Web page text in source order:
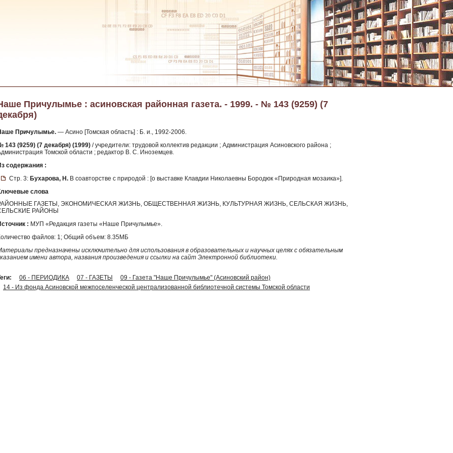
Причулымье : асиновская районная газета. - 1999. - № 143 (9259) (7
Причулымье. — Асино [Томская область] : Б. и., 1992-2006.
143 (9259) (7 декабря) (1999) / учредители: трудовой коллектив редакции ; Администрация Асиновского района ;
Томской области ; редактор В. С. Иноземцев.
содержания :
Стр. 3: Бухарова, Н. В соавторстве с природой : [о выставке Клавдии Николаевны Бородюк «Природная мозаика»].
слова
ГАЗЕТЫ, ЭКОНОМИЧЕСКАЯ ЖИЗНЬ, ОБЩЕСТВЕННАЯ ЖИЗНЬ, КУЛЬТУРНАЯ ЖИЗНЬ, СЕЛЬСКАЯ ЖИЗНЬ,
РАЙОНЫ
: МУП «Редакция газеты «Наше Причулымье».
файлов: 1; Общий объем: 8.35МБ
предназначены исключительно для использования в образовательных и научных целях с обязательным
имени автора, названия произведения и ссылки на сайт Электронной библиотеки.
06 - ПЕРИОДИКА 07 - ГАЗЕТЫ
09 - Газета "Наше Причулымье" (Асиновский район)
14 - Из фонда Асиновской межпоселенческой централизованной библиотечной системы Томской области